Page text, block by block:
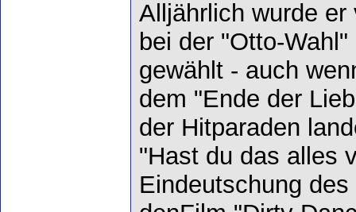
Alljährlich wurde
bei der "Otto-
gewählt - auch
dem "Ende der
der Hitparaden
"Hast du das alles
Eindeutschung